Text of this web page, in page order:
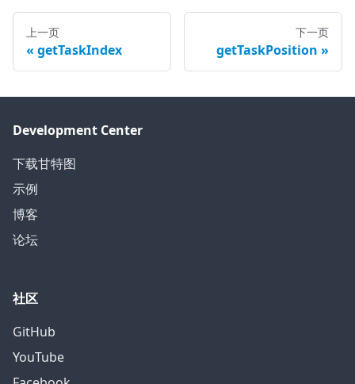
上一页
getTaskIndex
下一页
getTaskPosition
Development Center
下载甘特图
示例
博客
论坛
社区
GitHub
YouTube